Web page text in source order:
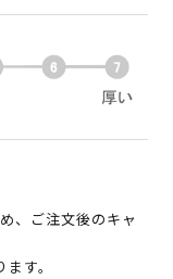
、ご注文後のキャ
す。